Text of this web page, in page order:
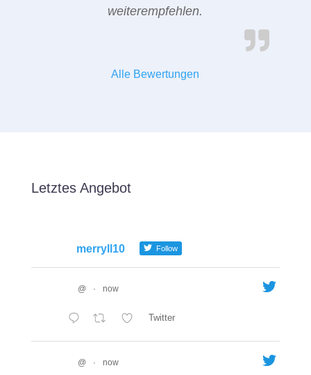
weiterempfehlen.
Alle Bewertungen
Letztes Angebot
merryll10 Follow
@ · now
Twitter
@ · now